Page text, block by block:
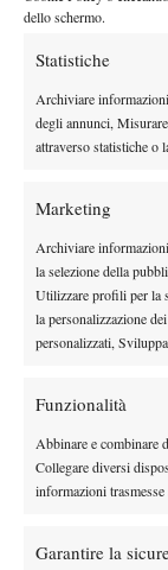
dello schermo.
Statistiche
Archiviare
degli annunci,
attraverso statistiche o
Marketing
Archiviare
la selezione della
Utilizzare profili per la
la personalizzazione
personalizzati,
Funzionalità
Abbinare e combinare
Collegare diversi
informazioni trasmesse
Garantire la
mondiale
rassegna
mesi più tardi
Nel corso del
vittorie più
seeding Tessah
tuttavia la vera
britannica N.1
quarti.
La Robillard-
contro
dei quarti di
Muramatsu.
la sfida che